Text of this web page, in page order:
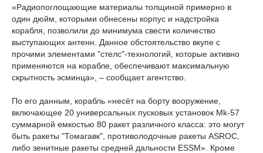
«Радиопоглощающие материалы толщиной примерно в
один дюйм, которыми обнесены корпус и надстройка
корабля, позволили до минимума свести количество
выступающих антенн. Данное обстоятельство вкупе с
прочими элементами "стелс"-технологий, которые активно
применяются на корабле, обеспечивают максимальную
скрытность эсминца», – сообщает агентство.
По его данным, корабль «несёт на борту вооружение,
включающее 20 универсальных пусковых установок Mk-57
суммарной емкостью 80 ракет различного класса: это могут
быть ракеты "Томагавк", противолодочные ракеты ASROC,
либо зенитные ракеты средней дальности ESSM». Кроме